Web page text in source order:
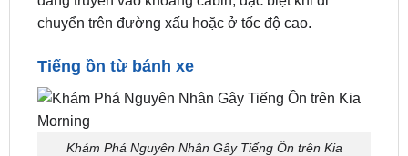
Tiếng ồn từ khung gầm
dàng truyền vào khoang cabin, đặc biệt khi di
chuyển trên đường xấu hoặc ở tốc độ cao.